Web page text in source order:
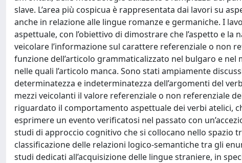
slave. L’area più cospicua è rappresentata dai lavori su
anche in relazione alle lingue romanze e germaniche. I
aspettuale, con l’obiettivo di dimostrare che l’aspetto e
veicolare l’informazione sul carattere referenziale o non
funzione dell’articolo grammaticalizzato nel bulgaro e nel
nelle quali l’articolo manca. Sono stati ampiamente
determinatezza e indeterminatezza dell’argomenti del
mezzi veicolanti il valore referenziale o non referenziale
riguardato il comportamento aspettuale dei verbi atelici,
esprimere un evento verificatosi nel passato con
studi di approccio cognitivo che si collocano nello spazio
classificazione delle relazioni logico-semantiche tra gli
studi dedicati all’acquisizione delle lingue straniere, in